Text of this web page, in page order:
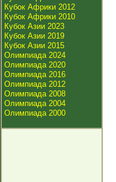
Кубок Африки 2012
Кубок Африки 2010
Кубок Азии 2023
Кубок Азии 2019
Кубок Азии 2015
Олимпиада 2024
Олимпиада 2020
Олимпиада 2016
Олимпиада 2012
Олимпиада 2008
Олимпиада 2004
Олимпиада 2000